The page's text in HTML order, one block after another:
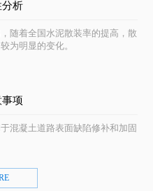
分析
随着全国水泥散装率的提高，散
为明显的变化。
项
混凝土道路表面缺陷修补和加固